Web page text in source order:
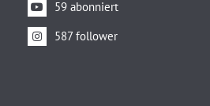
59 abonniert
587 follower